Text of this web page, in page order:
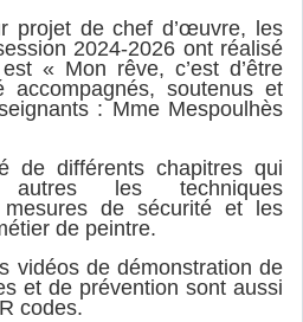
projet de chef d’œuvre, les
2024-2026 ont réalisé
« Mon rêve, c’est d’être
soutenus et
: Mme Mespoulhès
de différents chapitres qui
autres les techniques
mesures de sécurité et les
de peintre.
vidéos de démonstration de
et de prévention sont aussi
codes.